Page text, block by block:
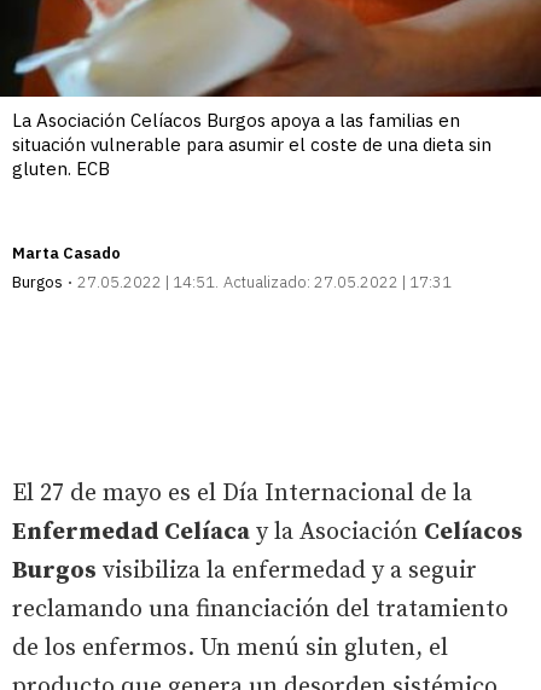
La Asociación Celíacos Burgos apoya a las familias en
situación vulnerable para asumir el coste de una dieta sin
gluten. ECB
Marta Casado
Burgos
27.05.2022 | 14:51 Actualizado: 27.05.2022 | 17:31
El 27 de mayo es el Día Internacional de la
Enfermedad Celíaca y la Asociación Celíacos
Burgos visibiliza la enfermedad y a seguir
reclamando una financiación del tratamiento
de los enfermos. Un menú sin gluten, el